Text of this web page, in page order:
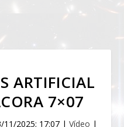
ARTIFICIAL
7×07
11/2025; 17:07 | Vídeo |